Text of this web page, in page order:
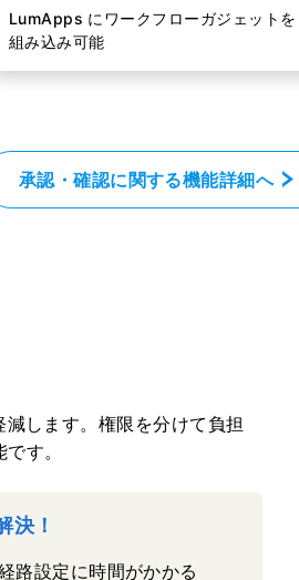
LumApps にワークフローガジェットを
組み込み可能
承認・確認に関する機能詳細へ
します。権限を分けて負担
す。
決！
路設定に時間がかかる